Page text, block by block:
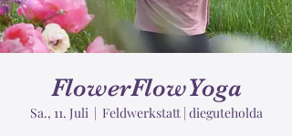
FlowerFlowYoga
Sa., 11. Juli
  |
Feldwerkstatt | dieguteholda